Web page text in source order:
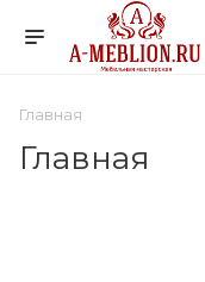
Главная
Главная